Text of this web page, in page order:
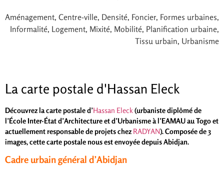
Aménagement, Centre-ville, Densité, Foncier, Formes urbaines,
Informalité, Logement, Mixité, Mobilité, Planification urbaine,
Tissu urbain, Urbanisme
La carte postale d'Hassan Eleck
Découvrez la carte postale d’Hassan Eleck (urbaniste diplômé de
l’École Inter-État d’Architecture et d’Urbanisme à l’EAMAU au Togo et
actuellement responsable de projets chez RADYAN). Composée de 3
images, cette carte postale nous est envoyée depuis Abidjan.
Cadre urbain général d’Abidjan